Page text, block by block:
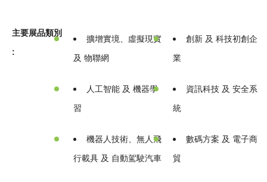
主要展品類別
:
擴增實境、虛擬現實
及 物聯網
人工智能 及 機器學
習
機器人技術、無人飛
行載具 及 自動駕駛汽車
創新 及 科技初創企
業
資訊科技 及 安全系
統
數碼方案 及 電子商
貿